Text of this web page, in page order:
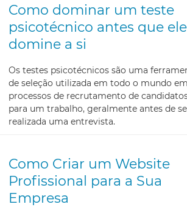
Como dominar um teste
psicotécnico antes que
domine a si
Os testes psicotécnicos são uma
de seleção utilizada em todo o mundo em
processos de recrutamento de
para um trabalho, geralmente antes de
realizada uma entrevista.
Como Criar um Website
Profissional para a Sua
Empresa